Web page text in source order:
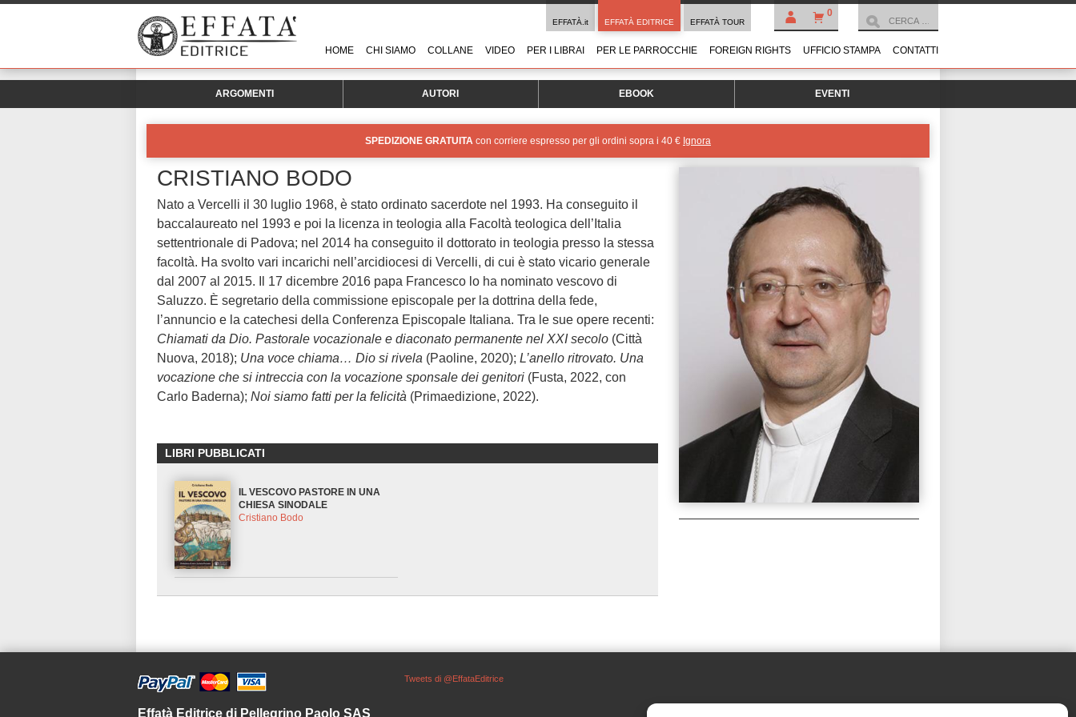
0
EFFATÀ.it EFFATÀ EDITRICE EFFATÀ TOUR
HOME CHI SIAMO COLLANE VIDEO PER I LIBRAI PER LE PARROCCHIE FOREIGN RIGHTS UFFICIO STAMPA CONTATTI
ARGOMENTI AUTORI EBOOK EVENTI
SPEDIZIONE GRATUITA con corriere espresso per gli ordini sopra i 40 € Ignora
CRISTIANO BODO
Nato a Vercelli il 30 luglio 1968, è stato ordinato sacerdote nel 1993. Ha conseguito il
baccalaureato nel 1993 e poi la licenza in teologia alla Facoltà teologica dell’Italia
settentrionale di Padova; nel 2014 ha conseguito il dottorato in teologia presso la stessa
facoltà. Ha svolto vari incarichi nell’arcidiocesi di Vercelli, di cui è stato vicario generale
dal 2007 al 2015. Il 17 dicembre 2016 papa Francesco lo ha nominato vescovo di
Saluzzo. È segretario della commissione episcopale per la dottrina della fede,
l’annuncio e la catechesi della Conferenza Episcopale Italiana. Tra le sue opere recenti:
Chiamati da Dio. Pastorale vocazionale e diaconato permanente nel XXI secolo (Città
Nuova, 2018); Una voce chiama… Dio si rivela (Paoline, 2020); L’anello ritrovato. Una
vocazione che si intreccia con la vocazione sponsale dei genitori (Fusta, 2022, con
Carlo Baderna); Noi siamo fatti per la felicità (Primaedizione, 2022).
LIBRI PUBBLICATI
IL VESCOVO PASTORE IN UNA
CHIESA SINODALE
Cristiano Bodo
Effatà Editrice di Pellegrino Paolo SAS
Tweets di @EffataEditrice